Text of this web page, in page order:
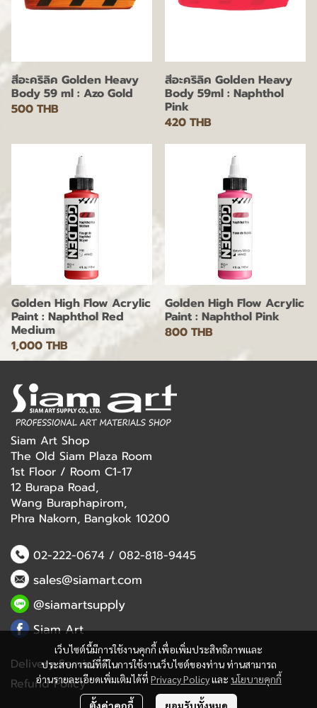
สีอะคริลิค Golden Heavy
Body 59 ml : Azo Gold
500 THB
สีอะคริลิค Golden Heavy
Body 59ml : Naphthol
Pink
420 THB
Golden High Flow Acrylic
Paint : Naphthol Red
Medium
1,000 THB
Golden High Flow Acrylic
Paint : Naphthol Pink
800 THB
เว็บไซต์นี้มีการใช้งานคุกกี้ เพื่อเพิ่มประสิทธิภาพและ
ประสบการณ์ที่ดีในการใช้งานเว็บไซต์ของท่าน ท่านสามารถ
อ่านรายละเอียดเพิ่มเติมได้ที่ Privacy Policyและ นโยบายคุกกี้
ตั้งค่าคุกกี้ ยอมรับทั้งหมด
Siam Art Shop
The Old Siam Plaza Room
1st Floor / Room C1-17
12 Burapa Road,
Wang Buraphapirom,
Phra Nakorn, Bangkok 10200
02-222-0674/ 082-818-9445
sales@siamart.com
@siamartsupply
Siam Art
Delivery Service
Refund Policy